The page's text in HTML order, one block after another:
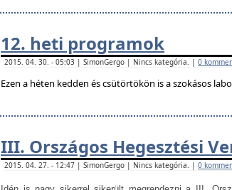
12. heti programok
2015. 04. 30. - 05:03 | SimonGergo | Nincs kategória. | 0
Ezen a héten kedden és csütörtökön is a szokásos
III. Országos Hegesztési
2015. 04. 27. - 12:47 | SimonGergo | Nincs kategória. | 0